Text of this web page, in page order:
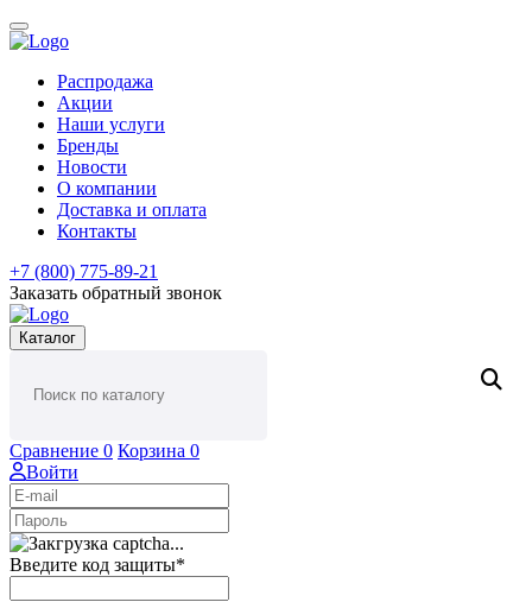
Распродажа
Акции
Наши услуги
Бренды
Новости
О компании
Доставка и оплата
Контакты
+7 (800) 775-89-21
Заказать обратный звонок
Каталог
Сравнение 0 Корзина 0
Войти
Введите код защиты*